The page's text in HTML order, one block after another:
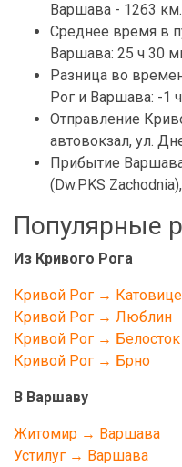
Варшава - 1263 км.
Среднее время в
Варшава: 25 ч 30
Разница во
Рог и Варшава: -1
Отправление
автовокзал, ул.
Прибытие
(Dw.PKS
Популярные
Из Кривого Рога
Кривой Рог → Катовице
Кривой Рог → Люблин
Кривой Рог → Белосток
Кривой Рог → Брно
В Варшаву
Житомир → Варшава
Устилуг → Варшава